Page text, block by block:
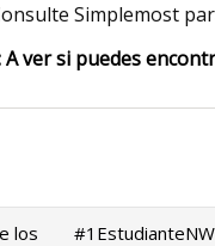
Simplemost
A ver si puedes
los